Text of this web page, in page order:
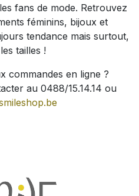
fans de mode. Retrouvez
féminins, bijoux et
tendance mais surtout,
tailles !
commandes en ligne ?
au 0488/15.14.14 ou